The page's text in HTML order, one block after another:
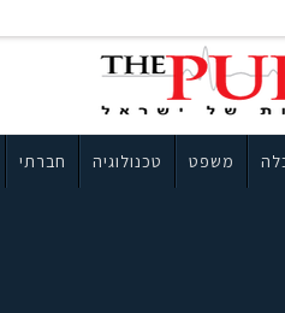
משפט טכנולוגיה חברתי